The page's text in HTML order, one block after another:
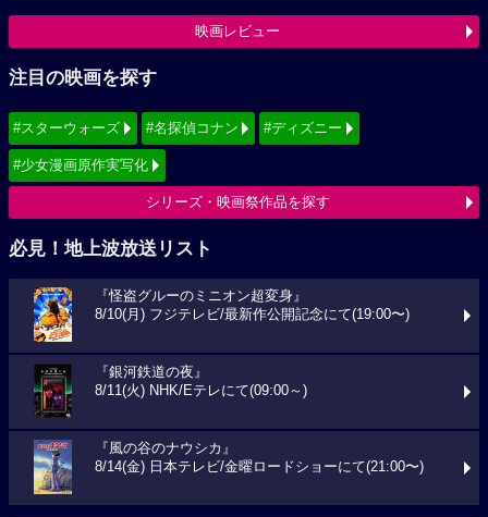
映画レビュー
注目の映画を探す
#スターウォーズ #名探偵コナン #ディズニー
#少女漫画原作実写化
シリーズ・映画祭作品を探す
必見！地上波放送リスト
『怪盗グルーのミニオン超変身』
8/10(月) フジテレビ/最新作公開記念にて(19:00〜)
『銀河鉄道の夜』
8/11(火) NHK/Eテレにて(09:00～)
『風の谷のナウシカ』
8/14(金) 日本テレビ/金曜ロードショーにて(21:00〜)